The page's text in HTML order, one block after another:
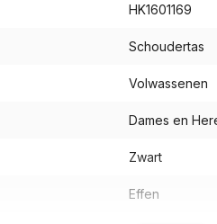
HK1601169
Schoudertas
Volwassenen
Dames en
Zwart
Effen